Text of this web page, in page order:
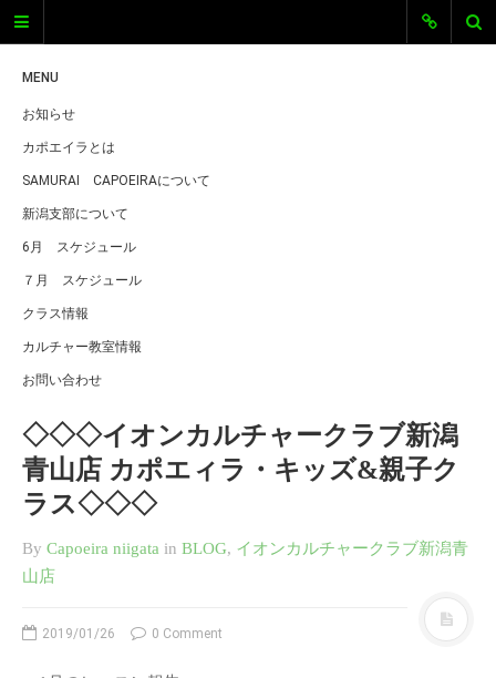
SAMURAI
CAPOEIRA新
潟
SAMURAI CAPOEIRA新潟
新潟エリアのカポエイラグループ、
SAMURAI CAPOEIRA新潟のオフィシ
をしています。ただいま仲間を募集
中です。体を動かすのが好きな人、
手に入れたい、音楽に興味がある、
とにかくカッコよく目立ちたい！…
ラは全部こたえちゃいます！
最近の投稿
お知らせ
Jeugiaカルチャーセンター イ
更のお知らせ
MENU
お知らせ
カポエイラとは
SAMURAI CAPOEIRAについて
新潟支部について
6月 スケジュール
７月 スケジュール
クラス情報
カルチャー教室情報
お問い合わせ
◇◇◇イオンカルチャークラブ新潟
青山店 カポエィラ・キッズ&親子ク
ラス◇◇◇
By Capoeira niigata in BLOG, イオンカルチャークラブ新潟青
山店
2019/01/26 0 Comment